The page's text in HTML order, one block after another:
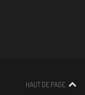
HAUT DE PAGE